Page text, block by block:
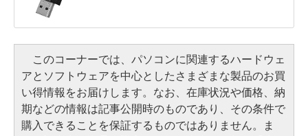
このコーナーでは、パソコンに関連するハードウェ
アとソフトウェアを中心としたさまざまな製品のお買
い得情報をお届けします。なお、在庫状況や価格、納
期などの情報は記事公開時のものであり、その条件で
購入できることを保証するものではありません。ま